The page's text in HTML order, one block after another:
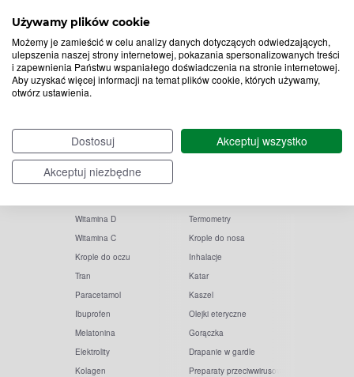
Używamy plików cookie
Możemy je zamieścić w celu analizy danych dotyczących odwiedzających,
ulepszenia naszej strony internetowej, pokazania spersonalizowanych treści
i zapewnienia Państwu wspaniałego doświadczenia na stronie internetowej.
Aby uzyskać więcej informacji na temat plików cookie, których używamy,
otwórz ustawienia.
Dostosuj
Akceptuj wszystko
Akceptuj niezbędne
do
newslettera
Chcę otrzymywać newsletter Apteline* rozwiń>
Witamina D
Witamina C
Krople do oczu
Tran
Paracetamol
Ibuprofen
Melatonina
Elektrolity
Kolagen
Termometry
Krople do nosa
Inhalacje
Katar
Kaszel
Olejki eteryczne
Gorączka
Drapanie w gardle
Preparaty przeciwwirusowe